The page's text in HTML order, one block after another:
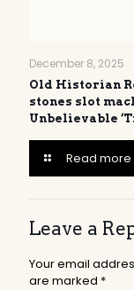
December 8, 2025
Old Historian
stones slot
Unbelievable
Read more
Leave a
Your email
are marked *